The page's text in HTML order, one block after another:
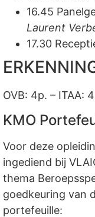
16.45
Laurent
17.30
OVB: 4p. – ITAA:
KMO
Voor deze
ingediend bij
thema
goedkeuring van
portefeuille: